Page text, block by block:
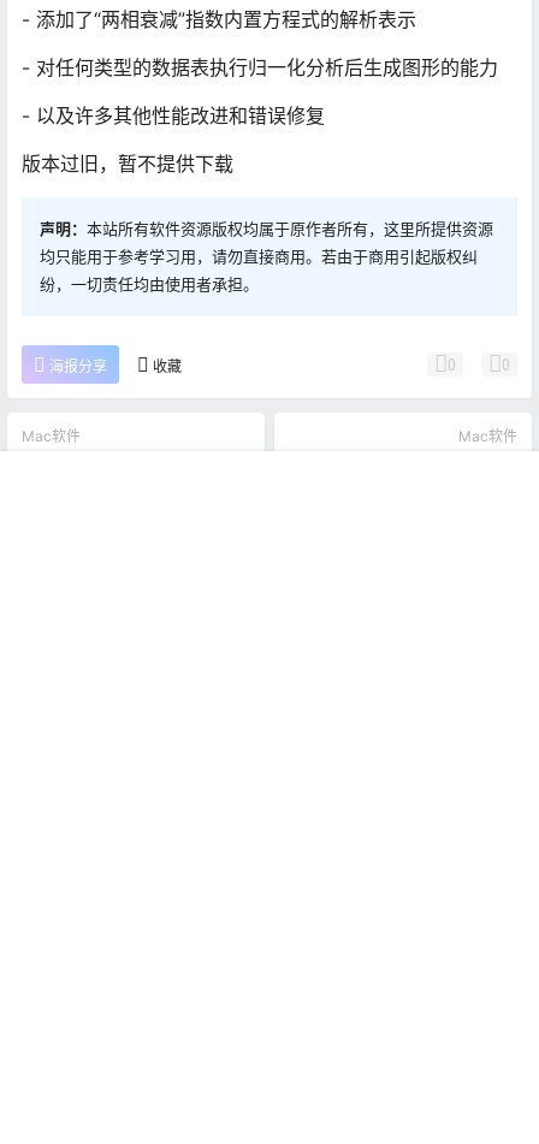
- 添加了“两相衰减”指数内置方程式的解析表示
- 对任何类型的数据表执行归一化分析后生成图形的能力
- 以及许多其他性能改进和错误修复
版本过旧，暂不提供下载
声明： 本站所有软件资源版权均属于原作者所有，这里所提供资源
均只能用于参考学习用，请勿直接商用。若由于商用引起版权纠
纷，一切责任均由使用者承担。
海报分享 收藏 0 0
Mac软件 Mac软件